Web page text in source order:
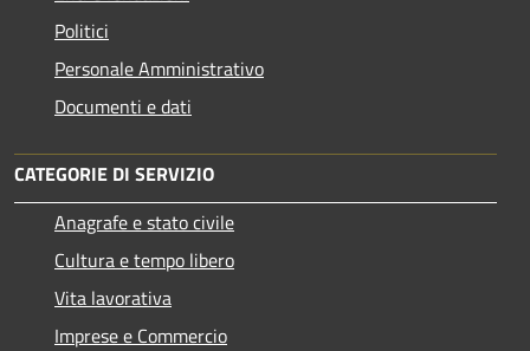
Politici
Personale Amministrativo
Documenti e dati
CATEGORIE DI SERVIZIO
Anagrafe e stato civile
Cultura e tempo libero
Vita lavorativa
Imprese e Commercio